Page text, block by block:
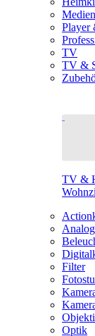
Player
TV
TV &
TV &
Filter
Optik